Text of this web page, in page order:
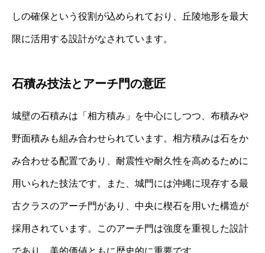
しの確保という役割が込められており、丘陵地形を最大
限に活用する設計がなされています。
石積み技法とアーチ門の意匠
城壁の石積みは「相方積み」を中心にしつつ、布積みや
野面積みも組み合わせられています。相方積みは石をか
み合わせる配置であり、耐震性や耐久性を高めるために
用いられた技法です。また、城門には沖縄に現存する最
古クラスのアーチ門があり、中央に楔石を用いた構造が
採用されています。このアーチ門は強度を重視した設計